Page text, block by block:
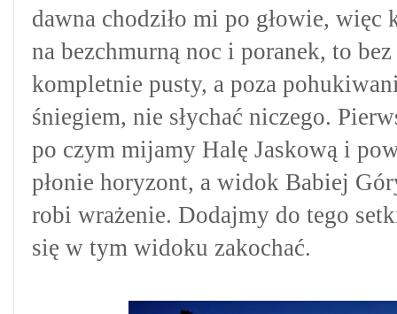
dawna chodziło mi po głowie,
na bezchmurną noc i poranek, to
kompletnie pusty, a poza
śniegiem, nie słychać niczego.
po czym mijamy Halę Jaskową i
płonie horyzont, a widok Babiej
robi wrażenie. Dodajmy do tego
się w tym widoku zakochać.